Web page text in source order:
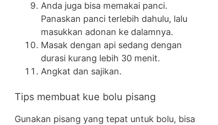
Anda juga bisa memakai panci.
Panaskan panci terlebih dahulu, lalu
masukkan adonan ke dalamnya.
Masak dengan api sedang dengan
durasi kurang lebih 30 menit.
Angkat dan sajikan.
Tips membuat kue bolu pisang
Gunakan pisang yang tepat untuk bolu, bisa